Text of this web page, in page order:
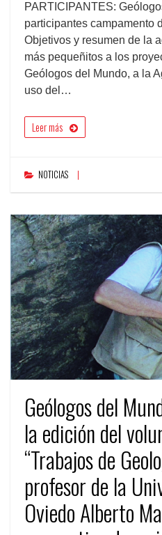
PARTICIPANTES:
participantes campamento
Objetivos y resumen de la
más pequeñitos a los
Geólogos del Mundo, a la
uso del…
Leer más
NOTICIAS
Geólogos del
la edición del
“Trabajos de
profesor de la
Oviedo Alberto